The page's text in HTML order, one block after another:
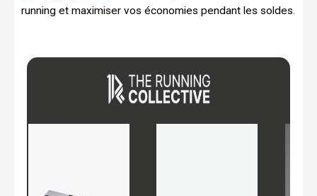
running et maximiser vos économies pendant les soldes.